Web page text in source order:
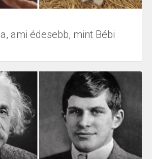
ami édesebb, mint Bébi